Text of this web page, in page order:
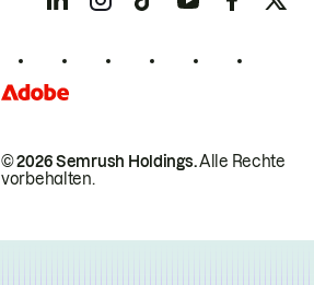
© 2026 Semrush Holdings.Alle Rechte
vorbehalten.